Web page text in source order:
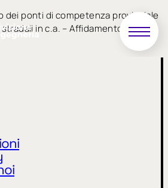
dei ponti di competenza provinciale
in c.a. – Affidamento servizi